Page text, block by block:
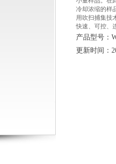
冷却浓缩的样
用吹扫捕集技
快速、可控、
产品型号：
更新时间：